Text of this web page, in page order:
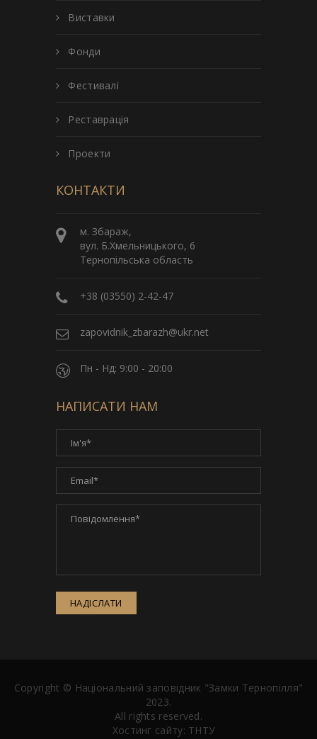
Виставки
Фонди
Фестивалі
Реставрація
Проекти
КОНТАКТИ
м. Збараж,
вул. Б.Хмельницького, 6
Тернопільська область
+38 (03550) 2-42-47
zapovidnik_zbarazh@ukr.net
Пн - Нд: 9:00 - 20:00
НАПИСАТИ НАМ
НАДІСЛАТИ
Copyright © Національний заповідник "Замки Тернопілля"
2023.
All rights reserved.
Хостинг сайту: ТНТУ